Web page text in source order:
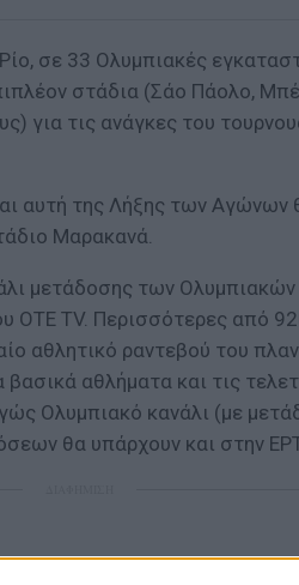
σε 33 Ολυμπιακές
στάδια (Σάο Πάολο,
για τις ανάγκες του
αυτή της Λήξης των Αγώνων
Μαρακανά.
μετάδοσης των
OTE TV. Περισσότερες από
αθλητικό ραντεβού του
αθλήματα και τις
Ολυμπιακό κανάλι (με
θα υπάρχουν και στην